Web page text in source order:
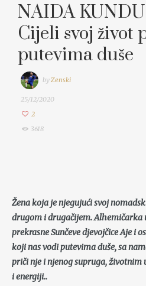
NAIDA
Cijeli svoj život
putevima duše
byZenski
25/12/2020
2
3618
Žena koja je njegujući svoj
drugom i drugačijem. Alhemičarka
prekrasne Sunčeve djevojčice Aje i
koji nas vodi putevima duše, sa
priči nje i njenog supruga, životnim
i energiji..